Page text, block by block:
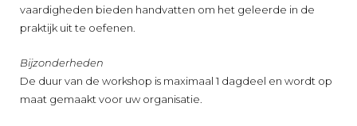
vaardigheden bieden handvatten om het geleerde in de
praktijk uit te oefenen.
Bijzonderheden
De duur van de workshop is maximaal 1 dagdeel en wordt op
maat gemaakt voor uw organisatie.